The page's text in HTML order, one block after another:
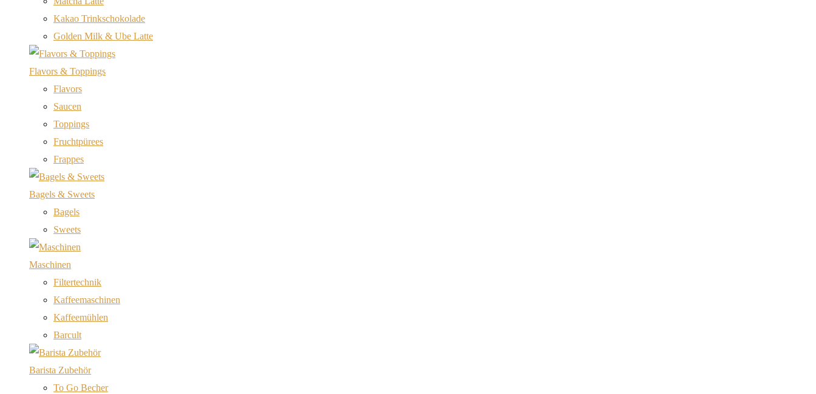
Kakao Trinkschokolade
Golden Milk & Ube Latte
Flavors & Toppings
Flavors
Saucen
Toppings
Fruchtpürees
Frappes
Bagels & Sweets
Bagels
Sweets
Maschinen
Filtertechnik
Kaffeemaschinen
Kaffeemühlen
Barcult
Barista Zubehör
To Go Becher